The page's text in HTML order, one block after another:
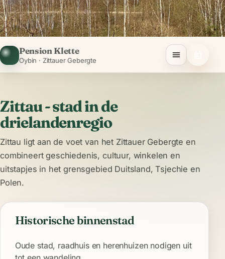
Pension Klette
Oybin · Zittauer Gebergte
Zittau - stad in de
drielandenregio
Zittau ligt aan de voet van het Zittauer Gebergte en
combineert geschiedenis, cultuur, winkelen en
uitstapjes in het grensgebied Duitsland, Tsjechie en
Polen.
Historische binnenstad
Oude stad, raadhuis en herenhuizen nodigen uit